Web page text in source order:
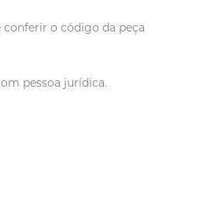
o código da peça
pessoa jurídica.